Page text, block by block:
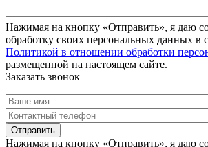
Нажимая на кнопку «Отправить», я даю
обработку своих персональных данных в
Политикой в отношении обработки
размещенной на настоящем сайте.
Заказать звонок
Нажимая на кнопку «Отправить», я даю